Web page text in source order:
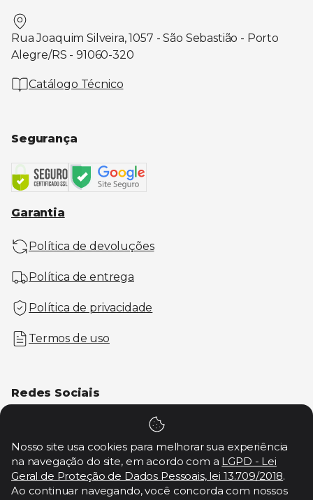
Rua Joaquim Silveira, 1057 - São Sebastião - Porto
Alegre/RS - 91060-320
Catálogo Técnico
Segurança
Garantia
Política de devoluções
Política de entrega
Política de privacidade
Termos de uso
Redes Sociais
Nosso site usa cookies para melhorar sua experiência
na navegação do site, em acordo com a LGPD - Lei
Geral de Proteção de Dados Pessoais, lei 13.709/2018.
Ao continuar navegando, você concorda com nossos